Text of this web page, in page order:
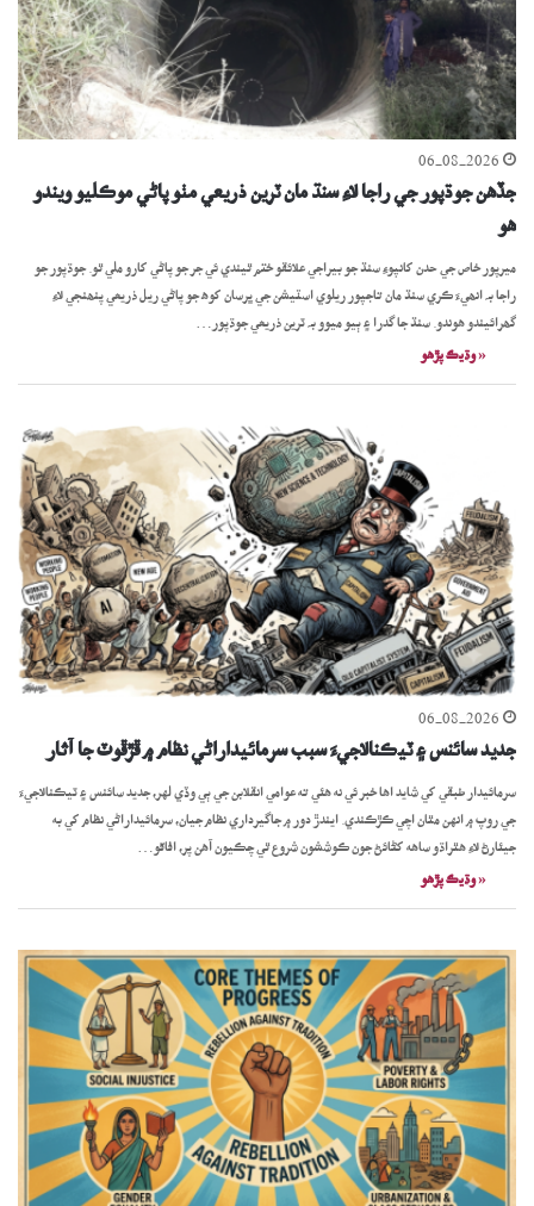
06-08-2026
جڏهن جوڌپور جي راجا لاءِ سنڌ مان ٽرين ذريعي مٺو پاڻي موڪليو ويندو
ھو
ميرپور خاص جي حدن کانپوءِ سنڌ جو بيراجي علائقو ختم ٿيندي ئي جر جو پاڻي کارو ملي ٿو. جوڌپور جو
راجا بہ انھيءَ ڪري سنڌ مان تاجپور ريلوي اسٽيشن جي ڀرسان کوھ جو پاڻي ريل ذريعي پنھنجي لاءِ
گھرائيندو ھوندو. سنڌ جا گدرا ۽ ٻيو ميوو بہ ٽرين ذريعي جوڌپور…
« وڌيڪ پڙھو
06-08-2026
جديد سائنس ۽ ٽيڪنالاجيءَ سبب سرمائيداراڻي نظام ۾ ڦڙڦوٽ جا آثار
سرمائيدار طبقي کي شايد اها خبر ئي نه هئي ته عوامي انقلابن جي ٻي وڏي لهر، جديد سائنس ۽ ٽيڪنالاجيءَ
جي روپ ۾ انهن مٿان اچي ڪڙڪندي. ايندڙ دور ۾ جاگيرداري نظام جيان، سرمائيداراڻي نظام کي به
جيئارڻ لاءِ هٿراڌو ساهه کڻائڻ جون ڪوششون شروع ٿي چڪيون آهن پر، افاقو…
« وڌيڪ پڙھو